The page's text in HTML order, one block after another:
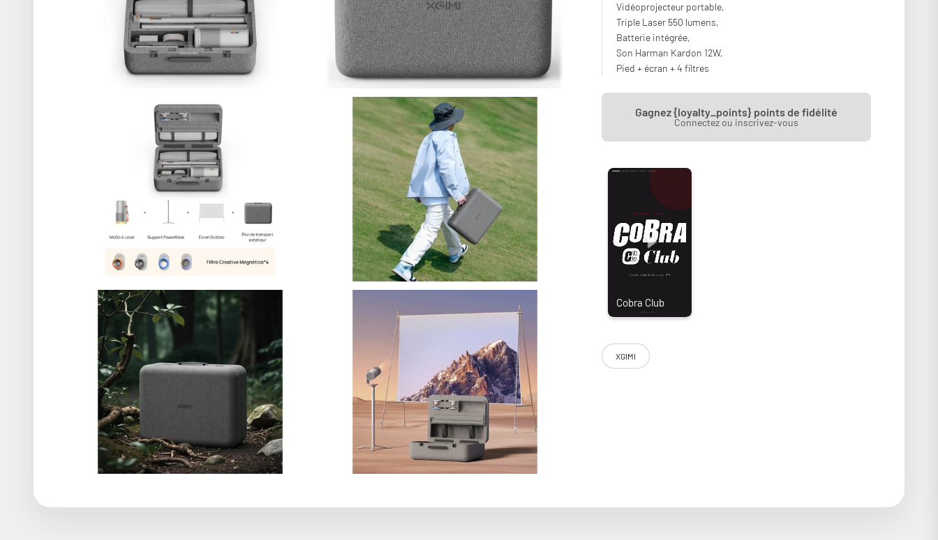
Vidéoprojecteur portable,
Triple Laser 550 lumens,
Batterie intégrée,
Son Harman Kardon 12W,
Pied + écran + 4 filtres
Gagnez {loyalty_points} points de fidélité
Connectez ou inscrivez-vous
XGIMI